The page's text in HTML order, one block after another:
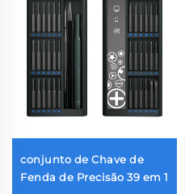
conjunto de Chave de
Fenda de Precisão 39 em 1